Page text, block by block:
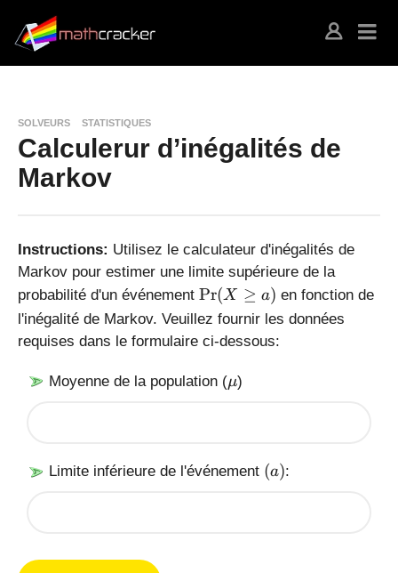
SOLVEURS STATISTIQUES
Calculerur d’inégalités de
Markov
Instructions: Utilisez le calculateur d'inégalités de
Markov pour estimer une limite supérieure de la
probabilité d'un événement \
P
X
\
g
Pr(X ≥ a) en fonction de
l'inégalité de Markov. Veuillez fournir les données
requises dans le formulaire ci-dessous:
Moyenne de la population (\
μ)
Limite inférieure de l'événement (
(a):